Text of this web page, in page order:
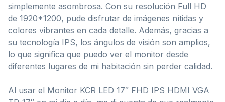
simplemente asombrosa. Con su resolución Full HD
de 1920*1200, pude disfrutar de imágenes nítidas y
colores vibrantes en cada detalle. Además, gracias a
su tecnología IPS, los ángulos de visión son amplios,
lo que significa que puedo ver el monitor desde
diferentes lugares de mi habitación sin perder calidad.
Al usar el Monitor KCR LED 17″ FHD IPS HDMI VGA